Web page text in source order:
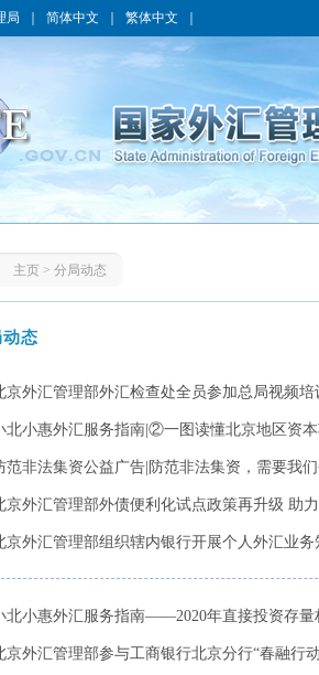
局 简体中文 繁体中文
主页> 分局动态
态
京外汇管理部外汇检查处全员参加总局视频培
北小惠外汇服务指南|②一图读懂北京地区资
范非法集资公益广告|防范非法集资，需要我
京外汇管理部外债便利化试点政策再升级 助
京外汇管理部组织辖内银行开展个人外汇业
北小惠外汇服务指南——2020年直接投资存量
京外汇管理部参与工商银行北京分行“春融行